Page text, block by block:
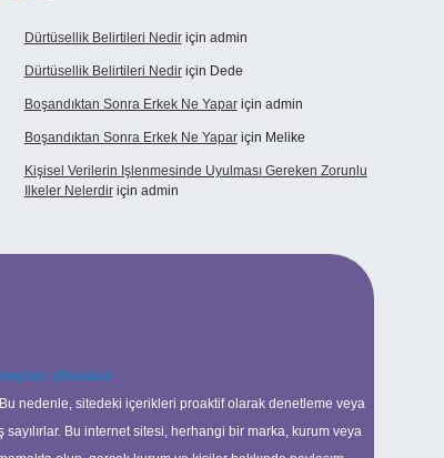
Dürtüsellik Belirtileri Nediriçin admin
Dürtüsellik Belirtileri Nediriçin Dede
Boşandıktan Sonra Erkek Ne Yapariçin admin
Boşandıktan Sonra Erkek Ne Yapariçin Melike
Kişisel Verilerin Işlenmesinde Uyulması Gereken Zorunlu
Ilkeler Nelerdiriçin admin
@karabul
nedenle, sitedeki içerikleri proaktif olarak denetleme veya
Bu internet sitesi, herhangi bir marka, kurum veya